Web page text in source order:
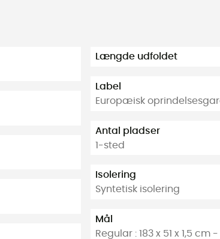
Længde udfoldet
Label
Europæisk
Antal pladser
1-sted
Isolering
Syntetisk isolering
Mål
Regular : 183 x 51 x 1,5 cm